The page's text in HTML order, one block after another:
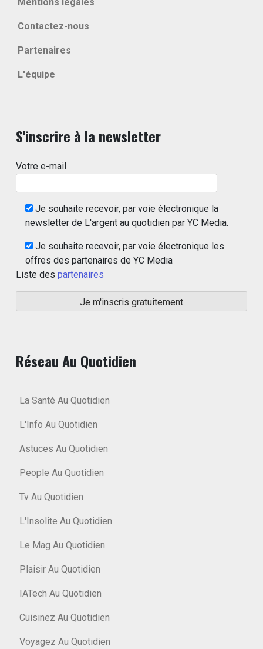
Contactez-nous
Partenaires
L'équipe
S'inscrire à la newsletter
Votre e-mail
Je souhaite recevoir, par voie électronique la
newsletter de L'argent au quotidien par YC Media.
Je souhaite recevoir, par voie électronique les
offres des partenaires de YC Media
Liste des partenaires
Réseau Au Quotidien
La Santé Au Quotidien
L'Info Au Quotidien
Astuces Au Quotidien
People Au Quotidien
Tv Au Quotidien
L'Insolite Au Quotidien
Le Mag Au Quotidien
Plaisir Au Quotidien
IATech Au Quotidien
Cuisinez Au Quotidien
Voyagez Au Quotidien